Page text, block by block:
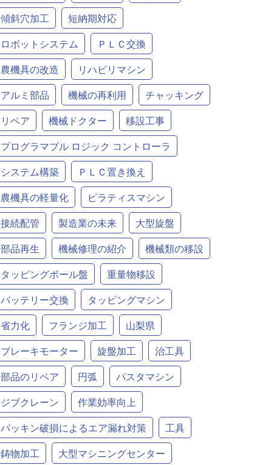
傾斜穴加工
短納期対応
ロボットシステム
ＰＬＣ交換
農機具の改造
リハビリマシン
アルミ部品
機械の再利用
チャッキング
リペア
機械ドクター
移設工事
プログラマブル ロジック コントローラ
システム構築
ＰＬＣ置き換え
農機具の軽量化
ピラティスマシン
接続配管
製造業の未来
大型旋盤
部品再生
機械修理の紹介
機械類の移設
タッピングボール盤
重量物移設
バッテリー交換
タッピングマシン
省力化
フランジ加工
山梨県
ブレーキモーター
旋盤加工
治工具
部品のリペア
円弧
パスタマシン
ジブクレーン
作業効率向上
パッキン破損によるエア漏れ対策
工具
鋳物加工
大型マシニングセンター